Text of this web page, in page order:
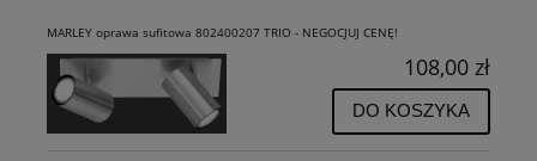
MARLEY oprawa sufitowa 802400207 TRIO - NEGOCJUJ CENĘ!
108,00 zł
DO KOSZYKA